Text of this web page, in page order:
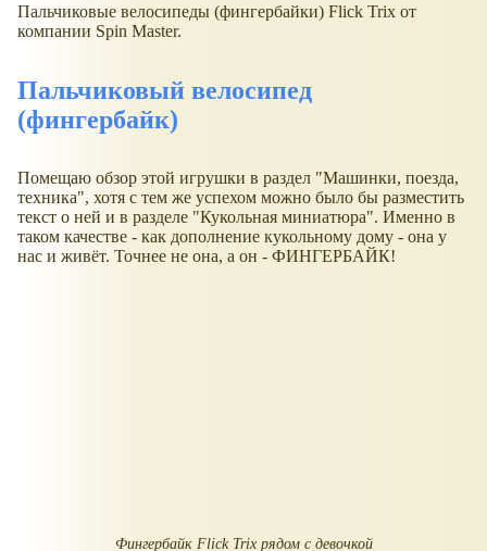
Пальчиковые велосипеды (фингербайки) Flick Trix от
компании Spin Master.
Пальчиковый велосипед
(фингербайк)
Помещаю обзор этой игрушки в раздел "Машинки, поезда,
техника", хотя с тем же успехом можно было бы разместить
текст о ней и в разделе "Кукольная миниатюра". Именно в
таком качестве - как дополнение кукольному дому - она у
нас и живёт. Точнее не она, а он - ФИНГЕРБАЙК!
Фингербайк Flick Trix рядом с девочкой